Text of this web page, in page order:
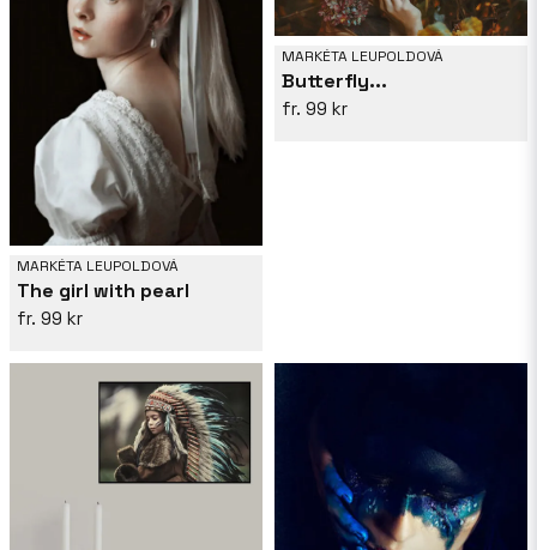
MARKÉTA LEUPOLDOVÁ
The girl with pearl
99 kr
MARKÉTA LEUPOLDOVÁ
Butterfly...
99 kr